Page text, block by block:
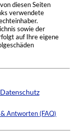
diesen Seiten
verwendete
sowie der
auf Ihre eigene
Antworten (FAQ)